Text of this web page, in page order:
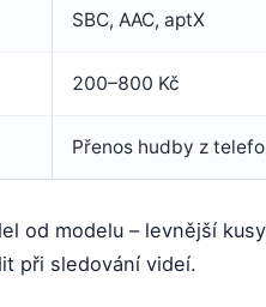
SBC, AAC, aptX
200–800 Kč
Přenos hudby z
od modelu – levnější
při sledování videí.